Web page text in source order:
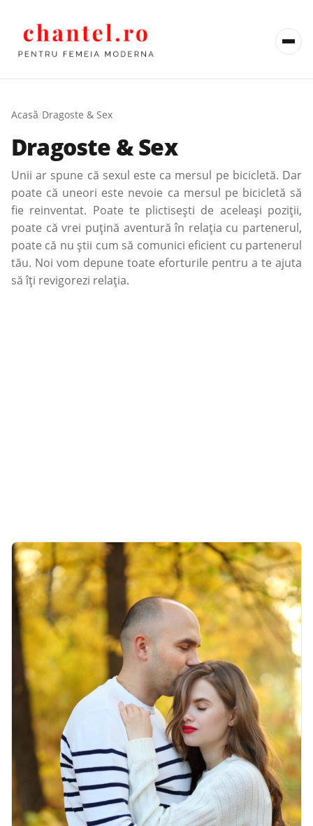
Acasă/Dragoste & Sex
Dragoste & Sex
Unii ar spune că sexul este ca mersul pe bicicletă. Dar
poate că uneori este nevoie ca mersul pe bicicletă să
fie reinventat. Poate te plictiseşti de aceleaşi poziţii,
poate că vrei puţină aventură în relaţia cu partenerul,
poate că nu ştii cum să comunici eficient cu partenerul
tău. Noi vom depune toate eforturile pentru a te ajuta
să îţi revigorezi relaţia.